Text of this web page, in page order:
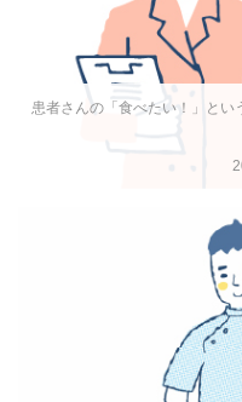
患者さんの「食べたい！」と